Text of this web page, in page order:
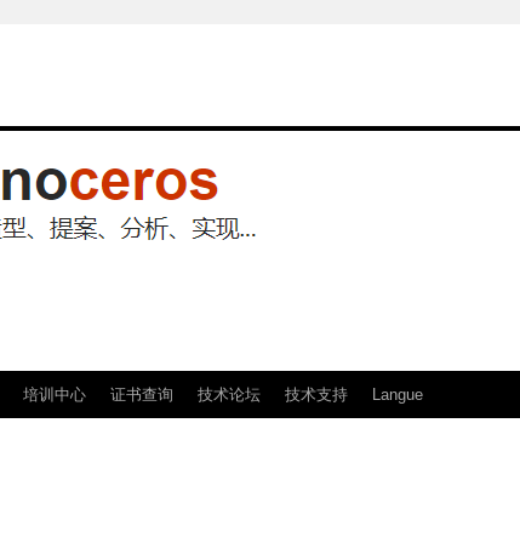
培训中心 证书查询 技术论坛 技术支持 Langue